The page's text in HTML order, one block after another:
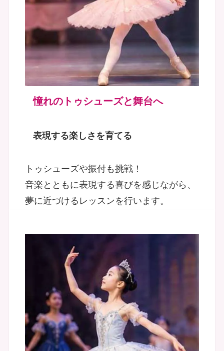
憧れのトゥシューズと舞台へ
表現する楽しさを育てる
トゥシューズや振付も挑戦！
音楽とともに表現する喜びを感じながら、
夢に近づけるレッスンを行います。